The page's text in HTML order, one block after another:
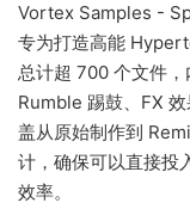
Vortex Samples -
专为打造高能
总计超 700 个文件，
Rumble 踢鼓、FX
盖从原始制作到
计，确保可以直接投
效率。